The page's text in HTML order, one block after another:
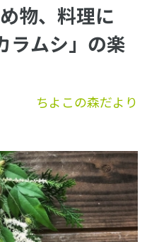
ちよこの森だより
物、料理に
ラムシ」の楽